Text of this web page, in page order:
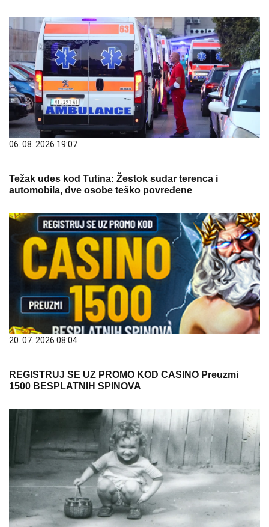
06. 08. 2026 19:07
Težak udes kod Tutina: Žestok sudar terenca i
automobila, dve osobe teško povređene
20. 07. 2026 08:04
REGISTRUJ SE UZ PROMO KOD CASINO Preuzmi
1500 BESPLATNIH SPINOVA